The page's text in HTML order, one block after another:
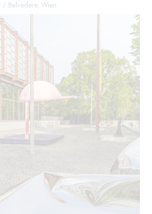
Belvedere, Wien